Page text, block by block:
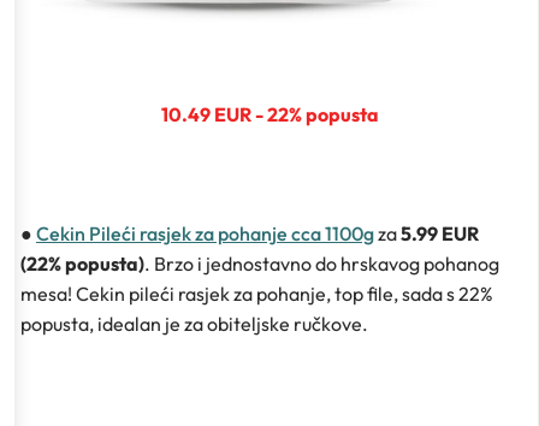
10.49 EUR - 22% popusta
● Cekin Pileći rasjek za pohanje cca 1100gza5.99 EUR
(22% popusta). Brzo i jednostavno do hrskavog pohanog
mesa! Cekin pileći rasjek za pohanje, top file, sada s 22%
popusta, idealan je za obiteljske ručkove.